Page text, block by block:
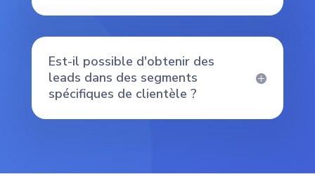
Est-il possible d'obtenir des
leads dans des segments
spécifiques de clientèle ?